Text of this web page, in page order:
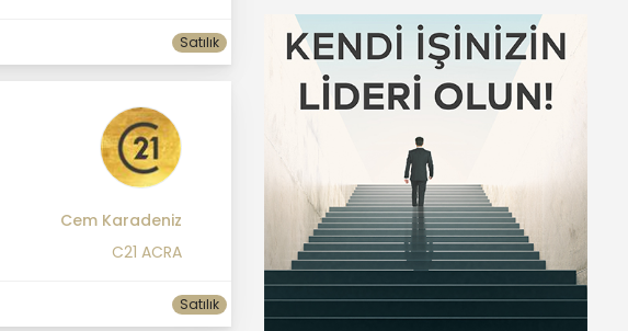
Satılık
Cem Karadeniz
C21 ACRA
Satılık